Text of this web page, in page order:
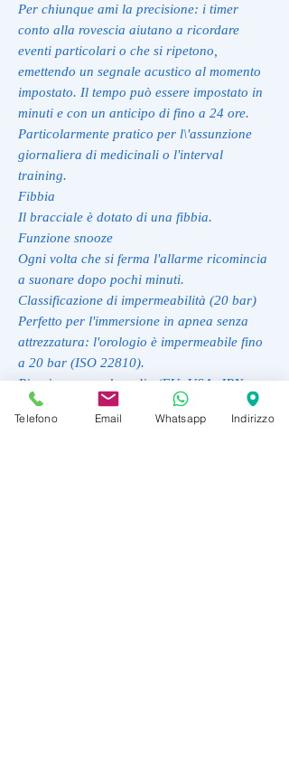
Per chiunque ami la precisione: i timer
conto alla rovescia aiutano a ricordare
eventi particolari o che si ripetono,
emettendo un segnale acustico al momento
impostato. Il tempo può essere impostato in
minuti e con un anticipo di fino a 24 ore.
Particolarmente pratico per l\'assunzione
giornaliera di medicinali o l'interval
training.
Fibbia
Il bracciale è dotato di una fibbia.
Funzione snooze
Ogni volta che si ferma l'allarme ricomincia
a suonare dopo pochi minuti.
Classificazione di impermeabilità (20 bar)
Perfetto per l'immersione in apnea senza
attrezzatura: l'orologio è impermeabile fino
a 20 bar (ISO 22810).
Ricezione segnale radio (EU, USA, JPN,
CHN)
Europa, Nordamerica e Giappone o ampie
Telefono Email Whatsapp Indirizzo